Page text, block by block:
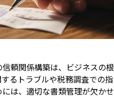
頼関係構築は、ビジネスの根
るトラブルや税務調査での指
は、適切な書類管理が欠かせ